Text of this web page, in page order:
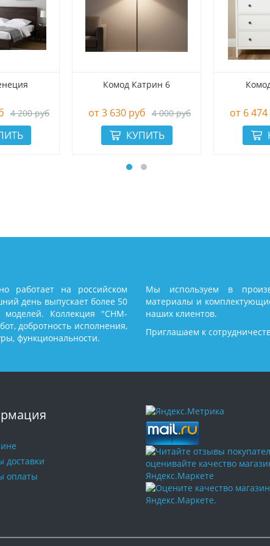
4 200 руб
Комод Катрин 6
3 630 руб 4 000 руб 6
работает на российском
день выпускает более 50
моделей. Коллекция "СНМ-
добротность исполнения,
функциональности.
Мы используем в
материалы и
наших клиентов.
Приглашаем к
доставки
оплаты